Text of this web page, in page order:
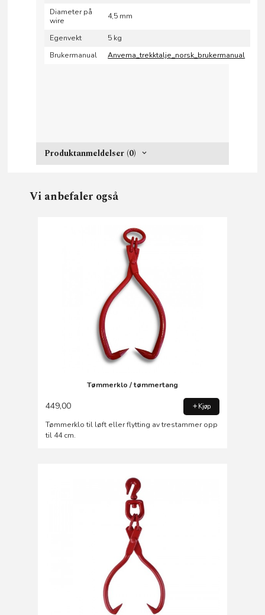
Diameter på
wire
4,5 mm
Egenvekt
5 kg
Brukermanual
Anvema_trekktalje_norsk_brukermanual
Produktanmeldelser (0)
Vi anbefaler også
Tømmerklo / tømmertang
449,00 Kjøp
Tømmerklo til løft eller flytting av trestammer opp
til 44 cm.